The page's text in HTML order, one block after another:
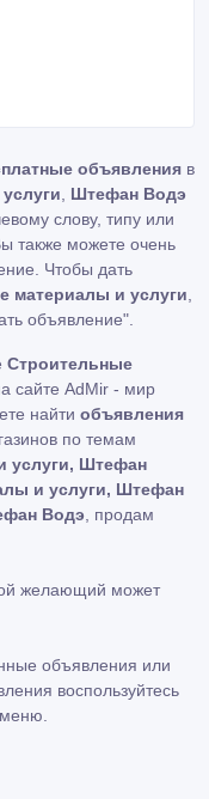
объявления в
Штефан Водэ
слову, типу или
также можете очень
Чтобы дать
материалы и услуги
объявление"
Строительные
сайте AdMir - мир
найти объявления
по темам
услуги, Штефан
и услуги, Штефан
Водэ , продам
желающий может
объявления или
воспользуйтесь